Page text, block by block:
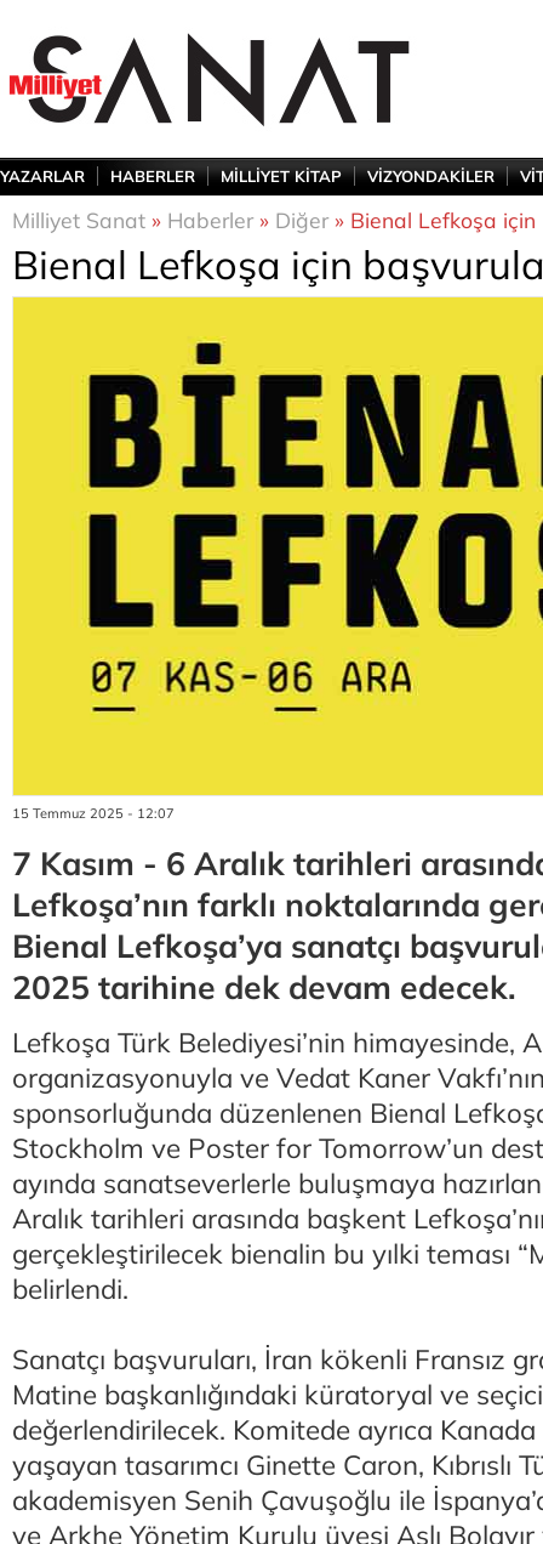
YAZARLAR HABERLER MİLLİYET KİTAP VİZYONDAKİLER
Milliyet Sanat » Haberler» Diğer» Bienal Lefkoşa
Bienal Lefkoşa için
15 Temmuz 2025 - 12:07
7 Kasım - 6 Aralık tarihleri
Lefkoşa’nın farklı noktalarında
Bienal Lefkoşa’ya sanatçı
2025 tarihine dek devam edecek.
Lefkoşa Türk Belediyesi’nin himayesinde,
organizasyonuyla ve Vedat Kaner
sponsorluğunda düzenlenen Bienal
Stockholm ve Poster for Tomorrow’un
ayında sanatseverlerle buluşmaya
Aralık tarihleri arasında başkent
gerçekleştirilecek bienalin bu yılki teması
belirlendi.
Sanatçı başvuruları, İran kökenli Fransız
Matine başkanlığındaki küratoryal ve
değerlendirilecek. Komitede ayrıca
yaşayan tasarımcı Ginette Caron, Kıbrıslı
akademisyen Senih Çavuşoğlu ile
ve Arkhe Yönetim Kurulu üyesi Aslı